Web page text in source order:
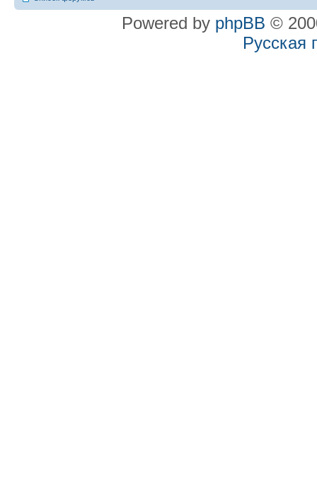
Powered by phpBB ©
Русская